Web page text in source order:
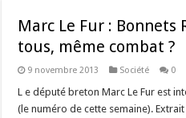
Marc Le Fur :
tous, même combat ?
9 novembre 2013 Société 0
L e député breton Marc Le Fur est
(le numéro de cette semaine).